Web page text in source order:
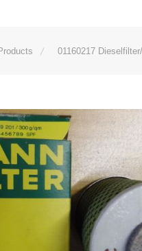
01160217